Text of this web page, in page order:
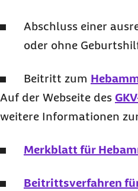
Abschluss einer
oder ohne
Beitritt zum
Auf der Webseite des
weitere Informationen
Merkblatt für
Beitrittsverfahren